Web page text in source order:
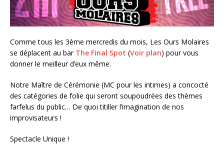
Comme tous les 3ème mercredis du mois, Les Ours Molaires
se déplacent au bar The Final Spot (Voir plan) pour vous
donner le meilleur d’eux même.
Notre Maître de Cérémonie (MC pour les intimes) a concocté
des catégories de folie qui seront soupoudrées des thèmes
farfelus du public… De quoi titiller l’imagination de nos
improvisateurs !
Spectacle Unique !